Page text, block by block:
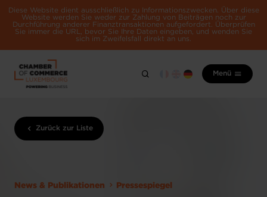
Diese Website dient ausschließlich zu Informationszwecken. Über diese
Website werden Sie weder zur Zahlung von Beiträgen noch zur
Durchführung anderer Finanztransaktionen aufgefordert. Überprüfen
Sie immer die URL, bevor Sie Ihre Daten eingeben, und wenden Sie
sich im Zweifelsfall direkt an uns.
Menü
Zurück zur Liste
News & Publikationen Pressespiegel